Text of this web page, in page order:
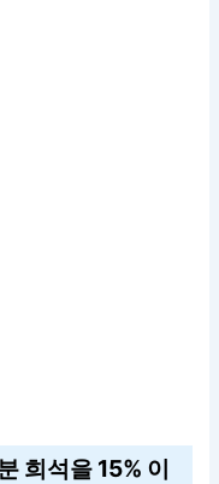
희석을 15% 이